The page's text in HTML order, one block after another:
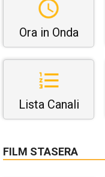
Ora in Onda
Lista Canali
FILM STASERA